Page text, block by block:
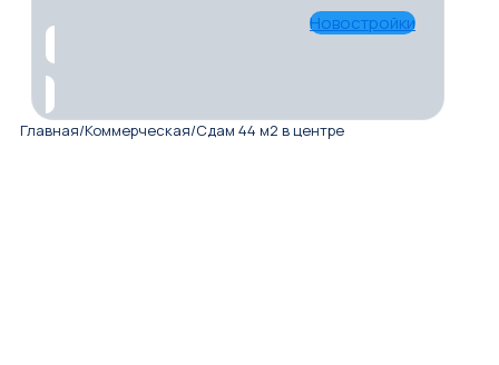
Новостройки
Главная/Коммерческая/Сдам 44 м2 в центре